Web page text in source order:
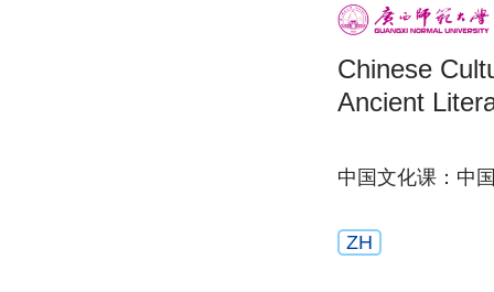
Chinese
Ancient
中国文化课：中
ZH